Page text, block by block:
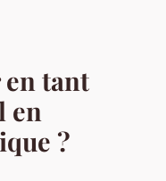
tant
en
?